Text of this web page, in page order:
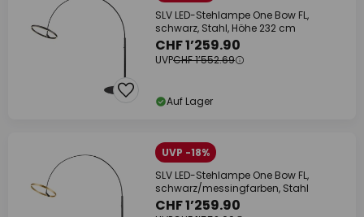
SLV LED-Stehlampe One Bow FL,
schwarz, Stahl, Höhe 232 cm
CHF 1’259.90
UVPCHF 1’552.69
Auf Lager
UVP -18%
SLV LED-Stehlampe One Bow FL,
schwarz/messingfarben, Stahl
CHF 1’259.90